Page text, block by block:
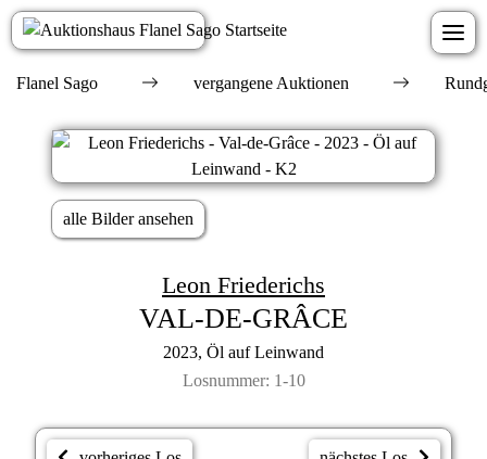
Flanel Sago vergangene Auktionen
alle Bilder ansehen
Leon Friederichs
VAL-DE-GRÂCE
2023, Öl auf Leinwand
Losnummer: 1-10